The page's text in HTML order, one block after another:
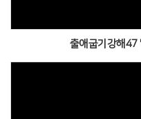
출애굽기강해47